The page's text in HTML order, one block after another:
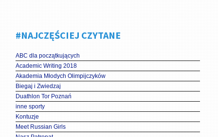
#NAJCZĘŚCIEJ CZYTANE
ABC dla początkujących
Academic Writing 2018
Akademia Młodych Olimpijczyków
Biegaj i Zwiedzaj
Duathlon Tor Poznań
inne sporty
Kontuzje
Meet Russian Girls